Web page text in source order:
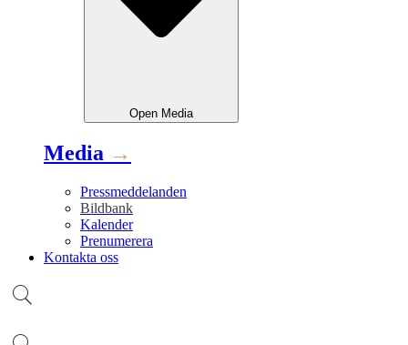
Open Media
Media →
Pressmeddelanden
Bildbank
Kalender
Prenumerera
Kontakta oss